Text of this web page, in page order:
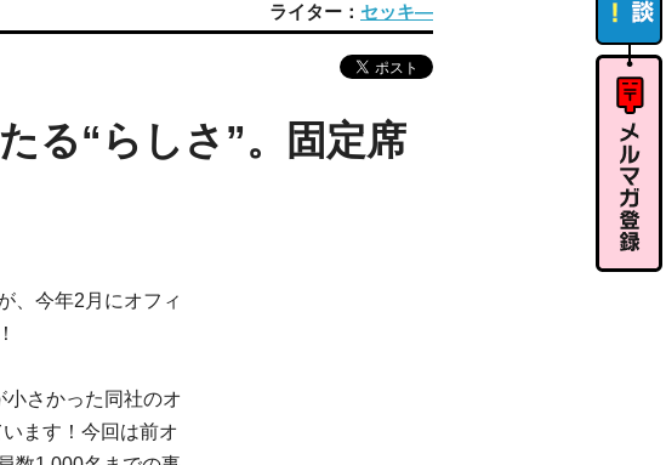
ライター： セッキ―
る“らしさ”。固定席
、今年2月にオフィ
さかった同社のオ
ます！今回は前オ
ソムリエ
へのメー
ル相談